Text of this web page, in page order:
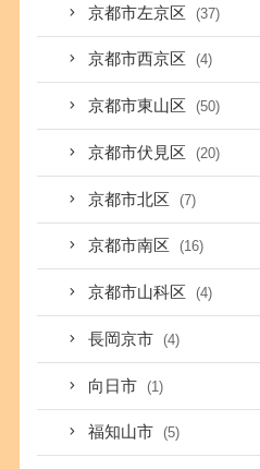
京都市左京区 (37)
京都市西京区 (4)
京都市東山区 (50)
京都市伏見区 (20)
京都市北区 (7)
京都市南区 (16)
京都市山科区 (4)
長岡京市 (4)
向日市 (1)
福知山市 (5)